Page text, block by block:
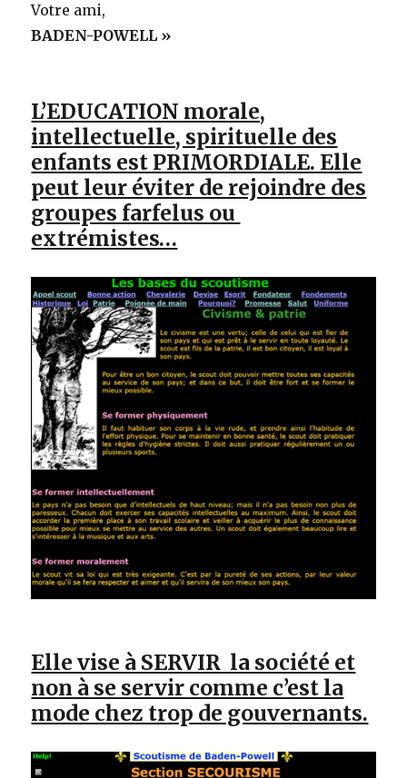
Votre ami,
BADEN-POWELL »
L’EDUCATION morale,
intellectuelle, spirituelle des
enfants est PRIMORDIALE. Elle
peut leur éviter de rejoindre des
groupes farfelus ou
extrémistes…
Elle vise à SERVIR la société et
non à se servir comme c’est la
mode chez trop de gouvernants.